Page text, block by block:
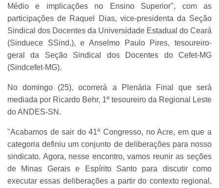
Médio e implicações no Ensino Superior", com as
participações de Raquel Dias, vice-presidenta da Seção
Sindical dos Docentes da Universidade Estadual do Ceará
(Sinduece SSind.), e Anselmo Paulo Pires, tesoureiro-
geral da Seção Sindical dos Docentes do Cefet-MG
(Sindcefet-MG).
No domingo (25), ocorrerá a Plenária Final que será
mediada por Ricardo Behr, 1º tesoureiro da Regional Leste
do ANDES-SN.
"Acabamos de sair do 41º Congresso, no Acre, em que a
categoria definiu um conjunto de deliberações para nosso
sindicato. Agora, nesse encontro, vamos reunir as seções
de Minas Gerais e Espírito Santo para discutir como
executar essas deliberações a partir do contexto regional,